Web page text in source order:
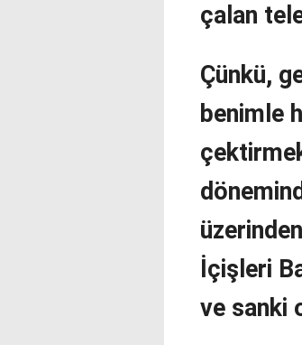
çalan
Çünkü,
benimle
İçişleri
ve sanki